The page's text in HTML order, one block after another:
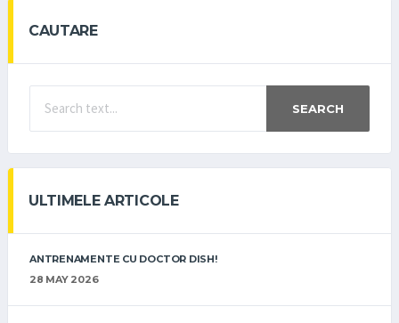
CAUTARE
SEARCH
ULTIMELE ARTICOLE
ANTRENAMENTE CU DOCTOR DISH!
28 MAY 2026